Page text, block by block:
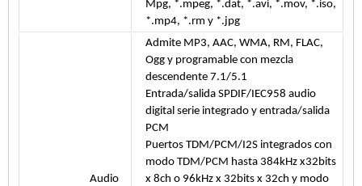
Mpg, *.mpeg, *.dat, *.avi, *.mov, *.iso,
*.mp4, *.rm y *.jpg
Audio
Admite MP3, AAC, WMA, RM, FLAC,
Ogg y programable con mezcla
descendente 7.1/5.1
Entrada/salida SPDIF/IEC958 audio
digital serie integrado y entrada/salida
PCM
Puertos TDM/PCM/I2S integrados con
modo TDM/PCM hasta 384kHz x32bits
x 8ch o 96kHz x 32bits x 32ch y modo